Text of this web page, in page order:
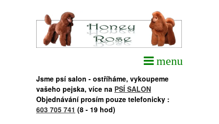
Jsme psí salon - ostříháme, vykoupeme
vašeho pejska, více na PSÍ SALON
Objednávání prosím pouze telefonicky :
603 705 741 (8 - 19 hod)